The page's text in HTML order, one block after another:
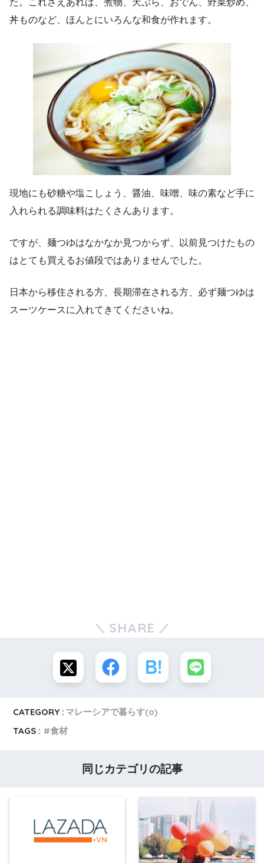
た。これさえあれば、煮物、天ぷら、おでん、野菜炒め、
丼ものなど、ほんとにいろんな和食が作れます。
現地にも砂糖や塩こしょう、醤油、味噌、味の素など手に
入れられる調味料はたくさんあります。
ですが、麺つゆはなかなか見つからず、以前見つけたもの
はとても買えるお値段ではありませんでした。
日本から移住される方、長期滞在される方、必ず麺つゆは
スーツケースに入れてきてくださいね。
SHARE
CATEGORY : マレーシアで暮らす(o)
TAGS :
食材
同じカテゴリの記事